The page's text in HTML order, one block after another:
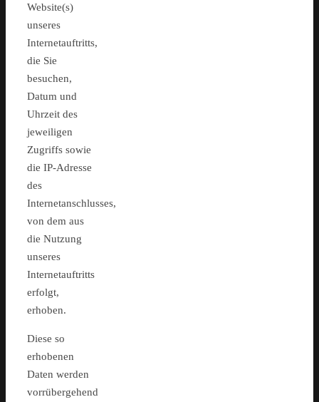
Website(s)
unseres
Internetauftritts,
die Sie
besuchen,
Datum und
Uhrzeit des
jeweiligen
Zugriffs sowie
die IP-Adresse
des
Internetanschlusses,
von dem aus
die Nutzung
unseres
Internetauftritts
erfolgt,
erhoben.
Diese so
erhobenen
Daten werden
vorrübergehend